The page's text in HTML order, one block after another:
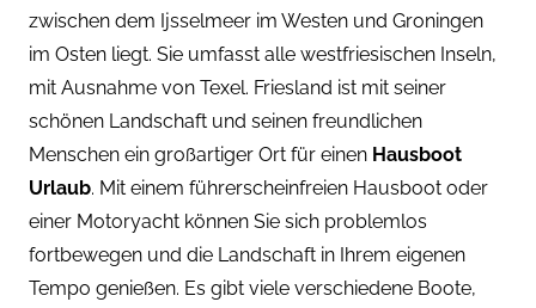
zwischen dem Ijsselmeer im Westen und Groningen
im Osten liegt. Sie umfasst alle westfriesischen Inseln,
mit Ausnahme von Texel. Friesland ist mit seiner
schönen Landschaft und seinen freundlichen
Menschen ein großartiger Ort für einen Hausboot
Urlaub. Mit einem führerscheinfreien Hausboot oder
einer Motoryacht können Sie sich problemlos
fortbewegen und die Landschaft in Ihrem eigenen
Tempo genießen. Es gibt viele verschiedene Boote,